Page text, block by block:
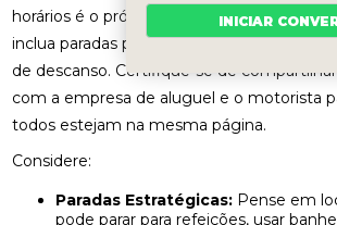
horários é o próximo passo. Crie um
inclua paradas programadas, pontos de
de descanso. Certifique-se de compartilhar
com a empresa de aluguel e o motorista
todos estejam na mesma página.
Considere:
Paradas Estratégicas: Pense em
pode parar para refeições, usar
INICIAR